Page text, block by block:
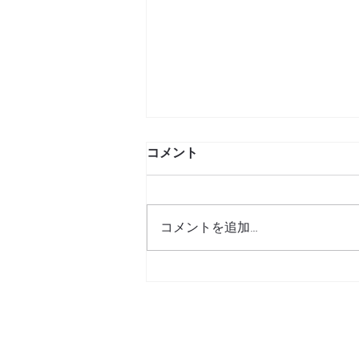
決まりごと確認のお願い
コメント
コメントを追加…